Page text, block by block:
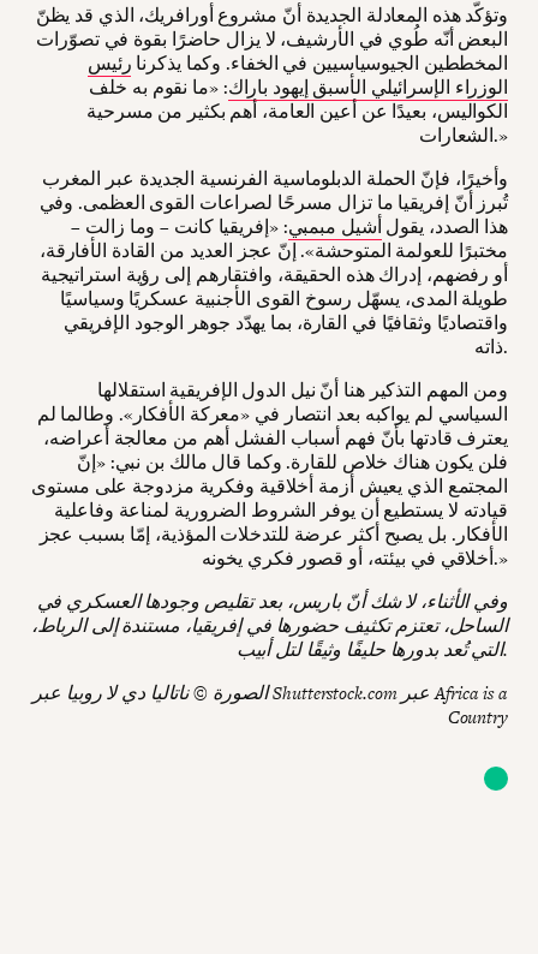
وتؤكّد هذه المعادلة الجديدة أنّ مشروع أورافريك، الذي قد يظنّ
البعض أنّه طُوي في الأرشيف، لا يزال حاضرًا بقوة في تصوّرات
المخططين الجيوسياسيين في الخفاء. وكما يذكرنا رئيس
الوزراء الإسرائيلي الأسبق إيهود باراك: «ما نقوم به خلف
الكواليس، بعيدًا عن أعين العامة، أهم بكثير من مسرحية
الشعارات.»
وأخيرًا، فإنّ الحملة الدبلوماسية الفرنسية الجديدة عبر المغرب
تُبرز أنّ إفريقيا ما تزال مسرحًا لصراعات القوى العظمى. وفي
هذا الصدد، يقولأشيل مبمبي: «إفريقيا كانت – وما زالت –
مختبرًا للعولمة المتوحشة». إنّ عجز العديد من القادة الأفارقة،
أو رفضهم، إدراك هذه الحقيقة، وافتقارهم إلى رؤية استراتيجية
طويلة المدى، يسهّل رسوخ القوى الأجنبية عسكريًا وسياسيًا
واقتصاديًا وثقافيًا في القارة، بما يهدّد جوهر الوجود الإفريقي
ذاته.
ومن المهم التذكير هنا أنّ نيل الدول الإفريقية استقلالها
السياسي لم يواكبه بعد انتصار في «معركة الأفكار». وطالما لم
يعترف قادتها بأنّ فهم أسباب الفشل أهم من معالجة أعراضه،
فلن يكون هناك خلاص للقارة. وكما قال مالك بن نبي: «إنّ
المجتمع الذي يعيش أزمة أخلاقية وفكرية مزدوجة على مستوى
قيادته لا يستطيع أن يوفر الشروط الضرورية لمناعة وفاعلية
الأفكار. بل يصبح أكثر عرضة للتدخلات المؤذية، إمّا بسبب عجز
أخلاقي في بيئته، أو قصور فكري يخونه.»
وفي الأثناء، لا شك أنّ باريس، بعد تقليص وجودها العسكري في
الساحل، تعتزم تكثيف حضورها في إفريقيا، مستندة إلى الرباط،
التي تُعد بدورها حليفًا وثيقًا لتل أبيب.
الصورة © ناتاليا دي لا روبيا عبر Shutterstock.com عبر Africa is a
Country